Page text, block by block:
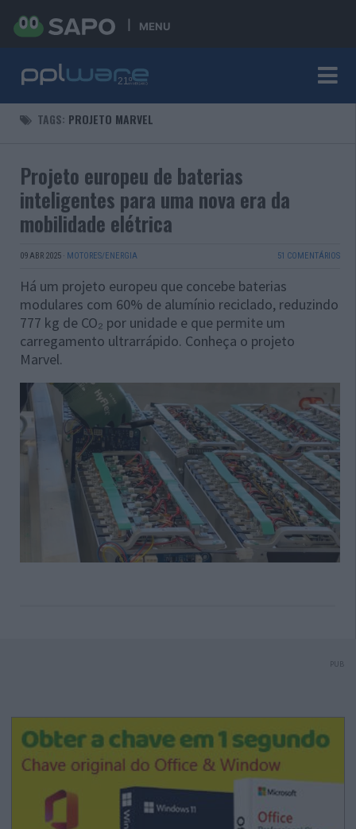
MENU
TAGS: PROJETO MARVEL
Projeto europeu de baterias
inteligentes para uma nova era da
mobilidade elétrica
09 ABR 2025 · MOTORES/ENERGIA 51 COMENTÁRIOS
Há um projeto europeu que concebe baterias
modulares com 60% de alumínio reciclado, reduzindo
777 kg de CO₂ por unidade e que permite um
carregamento ultrarrápido. Conheça o projeto
Marvel.
PUB